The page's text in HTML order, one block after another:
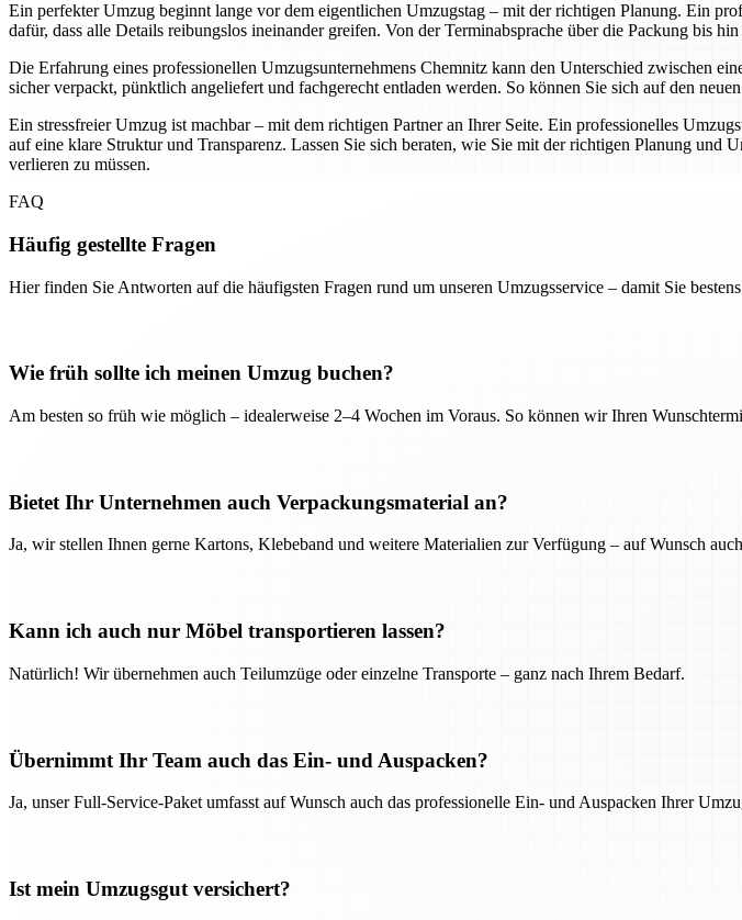
Ein perfekter Umzug beginnt lange vor dem eigentlichen Umzugstag – mit der richtigen Planung. Ein
dafür, dass alle Details reibungslos ineinander greifen. Von der Terminabsprache über die Packung bis
Die Erfahrung eines professionellen Umzugsunternehmens Chemnitz kann den Unterschied zwischen
sicher verpackt, pünktlich angeliefert und fachgerecht entladen werden. So können Sie sich auf den
Ein stressfreier Umzug ist machbar – mit dem richtigen Partner an Ihrer Seite. Ein professionelles
auf eine klare Struktur und Transparenz. Lassen Sie sich beraten, wie Sie mit der richtigen Planung
verlieren zu müssen.
FAQ
Häufig gestellte Fragen
Hier finden Sie Antworten auf die häufigsten Fragen rund um unseren Umzugsservice – damit Sie
Wie früh sollte ich meinen Umzug buchen?
Am besten so früh wie möglich – idealerweise 2–4 Wochen im Voraus. So können wir Ihren
Bietet Ihr Unternehmen auch Verpackungsmaterial an?
Ja, wir stellen Ihnen gerne Kartons, Klebeband und weitere Materialien zur Verfügung – auf Wunsch
Kann ich auch nur Möbel transportieren lassen?
Natürlich! Wir übernehmen auch Teilumzüge oder einzelne Transporte – ganz nach Ihrem Bedarf.
Übernimmt Ihr Team auch das Ein- und Auspacken?
Ja, unser Full-Service-Paket umfasst auf Wunsch auch das professionelle Ein- und Auspacken Ihrer
Ist mein Umzugsgut versichert?